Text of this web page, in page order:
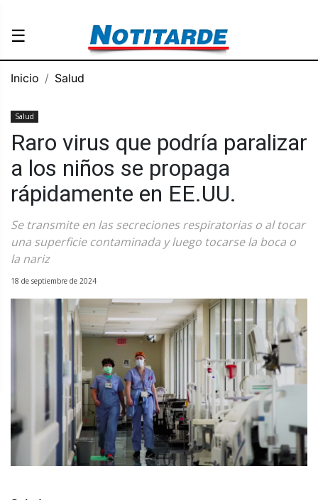
☰
Inicio Salud
Salud
Raro virus que podría paralizar
a los niños se propaga
rápidamente en EE.UU.
Se transmite en las secreciones respiratorias o al tocar
una superficie contaminada y luego tocarse la boca o
la nariz
18 de septiembre de 2024